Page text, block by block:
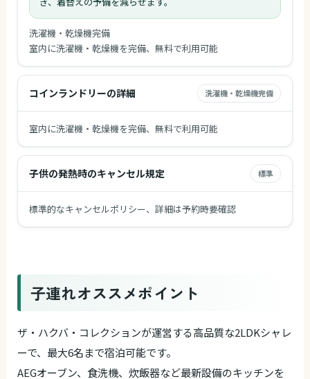
洗濯機・乾燥機完備
室内に洗濯機・乾燥機を完備、無料で利用可能
コインランドリーの詳細 洗濯機・乾燥機完備
室内に洗濯機・乾燥機を完備、無料で利用可能
子供の発熱時のキャンセル規定 標準
標準的なキャンセルポリシー、詳細は予約時要確認
子連れオススメポイント
ザ・ハクバ・コレクションが運営する高品質な2LDKシャレ
ーで、最大6名まで宿泊可能です。
AEGオーブン、食洗機、炊飯器など最新設備のキッチンを